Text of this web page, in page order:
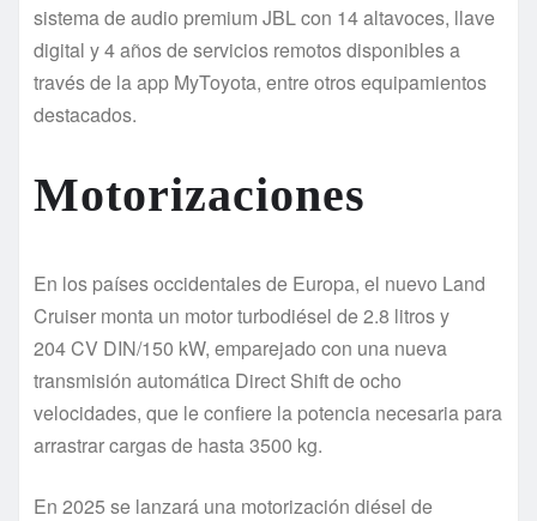
sistema de audio premium JBL con 14 altavoces, llave
digital y 4 años de servicios remotos disponibles a
través de la app MyToyota, entre otros equipamientos
destacados.
Motorizaciones
En los países occidentales de Europa, el nuevo Land
Cruiser monta un motor turbodiésel de 2.8 litros y
204 CV DIN/150 kW, emparejado con una nueva
transmisión automática Direct Shift de ocho
velocidades, que le confiere la potencia necesaria para
arrastrar cargas de hasta 3500 kg.
En 2025 se lanzará una motorización diésel de